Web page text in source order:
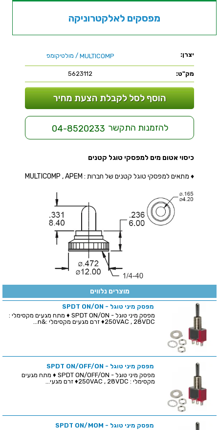
מפסקים לאלקטרוניקה
יצרן: MULTICOMP / מולטיקומפ
מק"ט: 5623112
הוסף לסל לקבלת הצעת מחיר
להזמנות התקשר 04-8520233
כיסוי אטום מים למפסקי טוגל קטנים
♦ מתאים למפסקי טוגל קטנים של חברות : MULTICOMP , APEM
מוצרים נלווים
מפסק מיני טוגל - SPDT ON/ON
מפסק מיני טוגל - SPDT ON/ON ♦ מתח מגעים מקסימלי :
250VAC , 28VDC♦ זרם מגעים מקסימלי :&n...
מפסק מיני טוגל - SPDT ON/OFF/ON
מפסק מיני טוגל - SPDT ON/OFF/ON ♦ מתח מגעים
מקסימלי : 250VAC , 28VDC♦ זרם מגעי...
מפסק מיני טוגל - SPDT ON/MOM